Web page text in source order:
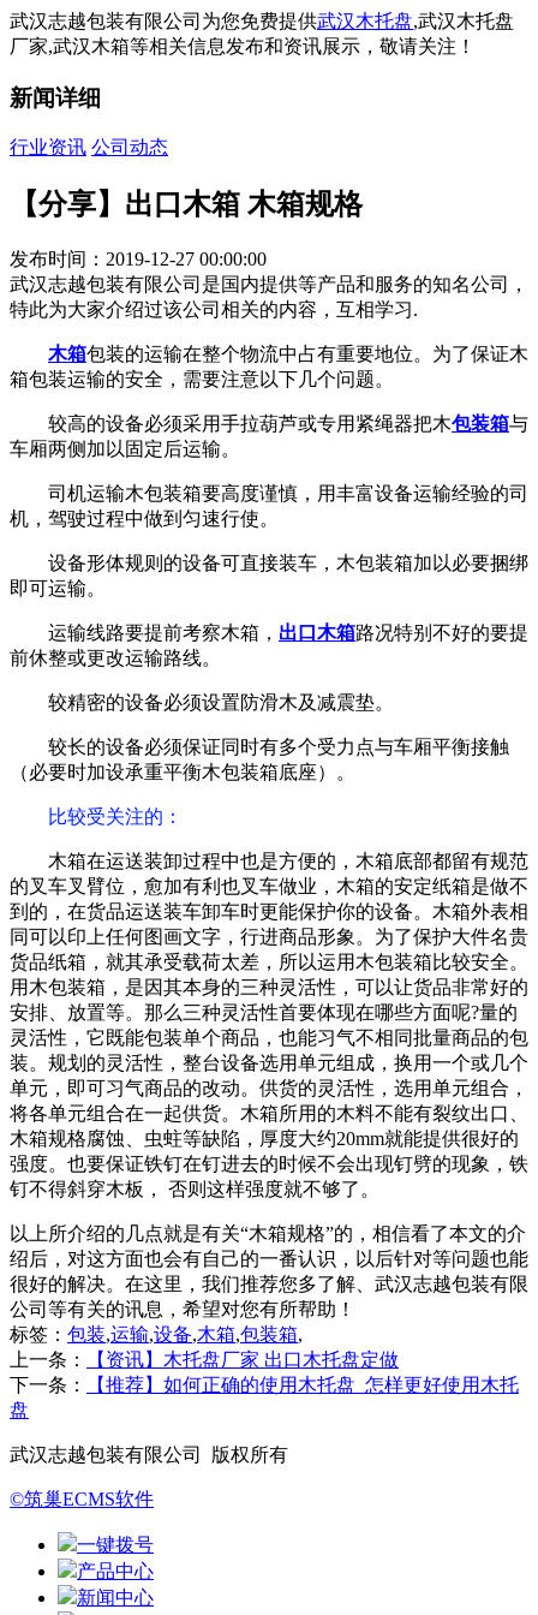
武汉志越包装有限公司为您免费提供武汉木托盘,武汉木托盘
厂家,武汉木箱等相关信息发布和资讯展示，敬请关注！
新闻详细
行业资讯 公司动态
【分享】出口木箱 木箱规格
发布时间：2019-12-27 00:00:00
武汉志越包装有限公司是国内提供等产品和服务的知名公司，
特此为大家介绍过该公司相关的内容，互相学习.
木箱包装的运输在整个物流中占有重要地位。为了保证木
箱包装运输的安全，需要注意以下几个问题。
较高的设备必须采用手拉葫芦或专用紧绳器把木包装箱与
车厢两侧加以固定后运输。
司机运输木包装箱要高度谨慎，用丰富设备运输经验的司
机，驾驶过程中做到匀速行使。
设备形体规则的设备可直接装车，木包装箱加以必要捆绑
即可运输。
运输线路要提前考察木箱， 出口木箱路况特别不好的要提
前休整或更改运输路线。
较精密的设备必须设置防滑木及减震垫。
较长的设备必须保证同时有多个受力点与车厢平衡接触
（必要时加设承重平衡木包装箱底座）。
比较受关注的 ：
木箱在运送装卸过程中也是方便的，木箱底部都留有规范
的叉车叉臂位，愈加有利也叉车做业，木箱的安定纸箱是做不
到的，在货品运送装车卸车时更能保护你的设备。木箱外表相
同可以印上任何图画文字，行进商品形象。为了保护大件名贵
货品纸箱，就其承受载荷太差，所以运用木包装箱比较安全。
用木包装箱，是因其本身的三种灵活性，可以让货品非常好的
安排、放置等。那么三种灵活性首要体现在哪些方面呢?量的
灵活性，它既能包装单个商品，也能习气不相同批量商品的包
装。规划的灵活性，整台设备选用单元组成，换用一个或几个
单元，即可习气商品的改动。供货的灵活性，选用单元组合，
将各单元组合在一起供货。木箱所用的木料不能有裂纹出口、
木箱规格腐蚀、虫蛀等缺陷，厚度大约20mm就能提供很好的
强度。也要保证铁钉在钉进去的时候不会出现钉劈的现象，铁
钉不得斜穿木板， 否则这样强度就不够了。
以上所介绍的几点就是有关“木箱规格”的，相信看了本文的介
绍后，对这方面也会有自己的一番认识，以后针对等问题也能
很好的解决。在这里，我们推荐您多了解、武汉志越包装有限
公司等有关的讯息，希望对您有所帮助！
标签： 包装,运输,设备,木箱,包装箱,
上一条：
【资讯】木托盘厂家 出口木托盘定做
下一条：
【推荐】如何正确的使用木托盘_怎样更好使用木托
盘
武汉志越包装有限公司 版权所有
©筑巢ECMS软件
一键拨号
产品中心
新闻中心